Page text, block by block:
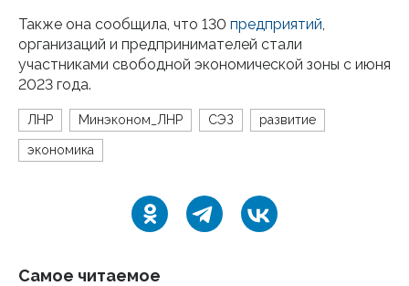
Также она сообщила, что 130 предприятий,
организаций и предпринимателей стали
участниками свободной экономической зоны с июня
2023 года.
ЛНР Минэконом_ЛНР СЭЗ развитие
экономика
Самое читаемое